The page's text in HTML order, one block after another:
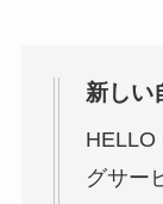
新しい
HELLO
グサー